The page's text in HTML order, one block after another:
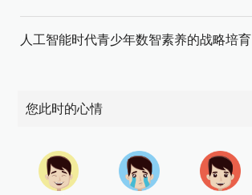
人工智能时代青少年数智素养的战略培育
您此时的心情